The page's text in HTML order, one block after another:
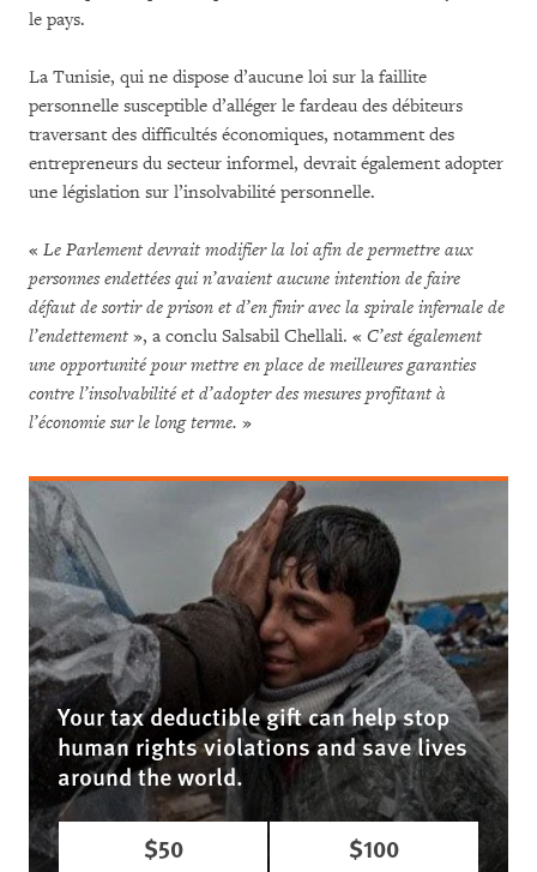
le pays.
La Tunisie, qui ne dispose d’aucune loi sur la faillite
personnelle susceptible d’alléger le fardeau des débiteurs
traversant des difficultés économiques, notamment des
entrepreneurs du secteur informel, devrait également adopter
une législation sur l’insolvabilité personnelle.
« Le Parlement devrait modifier la loi afin de permettre aux
personnes endettées qui n’avaient aucune intention de faire
défaut de sortir de prison et d’en finir avec la spirale infernale de
l’endettement », a conclu Salsabil Chellali. « C’est également
une opportunité pour mettre en place de meilleures garanties
contre l’insolvabilité et d’adopter des mesures profitant à
l’économie sur le long terme. »
Your tax deductible gift can help stop
human rights violations and save lives
around the world.
$50
$100